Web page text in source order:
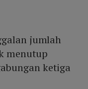
jumlah
menutup
ketiga